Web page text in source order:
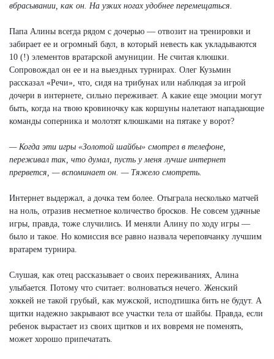
вбрасывании, как он. На узких ногах удобнее перемещаться.
Папа Алины всегда рядом с дочерью — отвозит на тренировки и
забирает ее и огромный баул, в который невесть как укладываются
10 (!) элементов вратарской амуниции. Не считая клюшки.
Сопровождал он ее и на выездных турнирах. Олег Кузьмин
рассказал «Речи», что, сидя на трибунах или наблюдая за игрой
дочери в интернете, сильно переживает. А какие еще эмоции могут
быть, когда на твою кровиночку как коршуны налетают нападающие
команды соперника и молотят клюшками на пятаке у ворот?
— Когда эти игры «Золотой шайбы» смотрел в телефоне,
переживал так, что думал, пусть у меня лучше интернет
прервется, — вспоминает он. — Тяжело смотреть.
Интернет выдержал, а дочка тем более. Отыграла несколько матчей
на ноль, отразив несметное количество бросков. Не совсем удачные
игры, правда, тоже случились. И меняли Алину по ходу игры —
было и такое. Но комиссия все равно назвала череповчанку лучшим
вратарем турнира.
Слушая, как отец рассказывает о своих переживаниях, Алина
улыбается. Потому что считает: волноваться нечего. Женский
хоккей не такой грубый, как мужской, исподтишка бить не будут. А
щитки надежно закрывают все участки тела от шайбы. Правда, если
ребенок вырастает из своих щитков и их вовремя не поменять,
может хорошо припечатать.